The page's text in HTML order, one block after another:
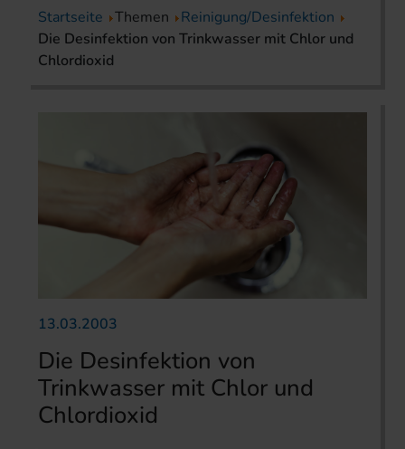
Startseite Themen
Reinigung/Desinfektion
Die Desinfektion von Trinkwasser mit Chlor und
Chlordioxid
13.03.2003
Die Desinfektion von
Trinkwasser mit Chlor und
Chlordioxid